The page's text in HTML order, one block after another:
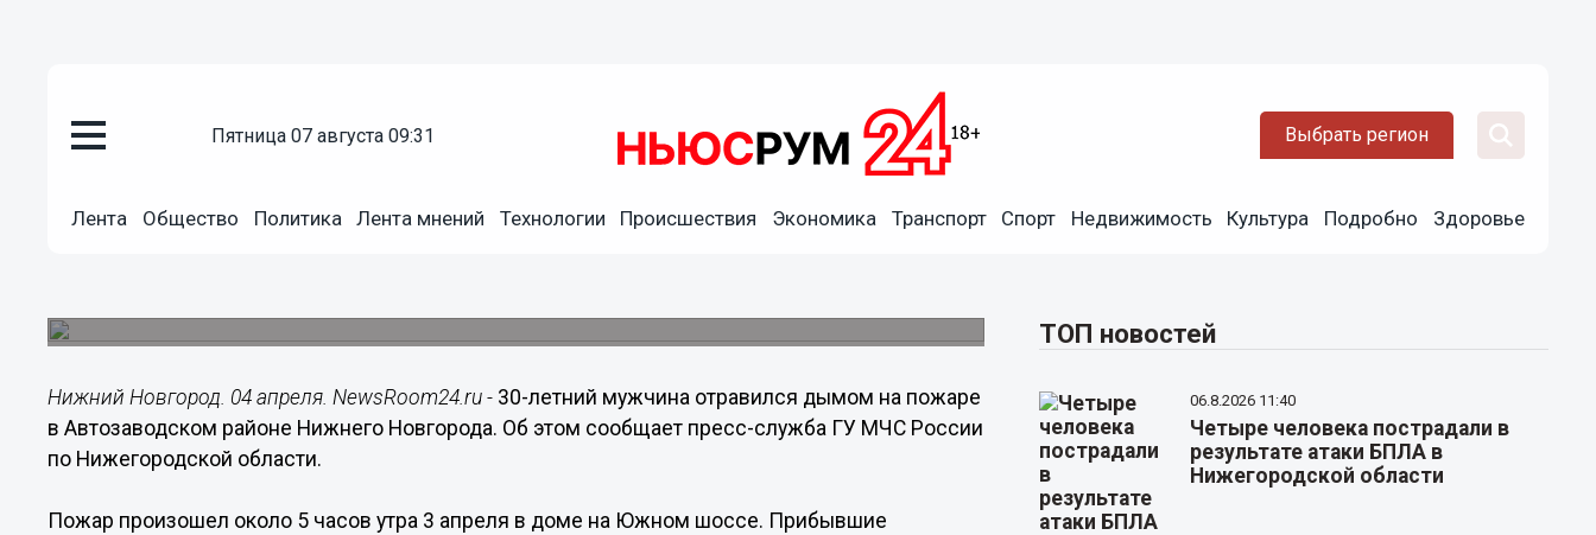
пятница 07 августа 09:31 Выбрать регион
Лента Общество Политика Лента мнений Технологии Происшествия Экономика Транспорт Спорт Недвижимость Культура Подробно Здоровье
30-летний мужчина отравился дымом на пожаре в
Нижний Новгород. 04 апреля. NewsRoom24.ru - 30-летний мужчина отравился дымом на пожаре
в Автозаводском районе Нижнего Новгорода. Об этом сообщает пресс-служба ГУ МЧС России
по Нижегородской области.
Пожар произошел около 5 часов утра 3 апреля в доме на Южном шоссе. Прибывшие
ТОП новостей
06.8.2026 11:40
Четыре человека пострадали в
результате атаки БПЛА в
Нижегородской области